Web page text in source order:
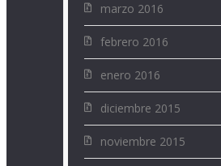
marzo 2016
febrero 2016
enero 2016
diciembre 2015
noviembre 2015